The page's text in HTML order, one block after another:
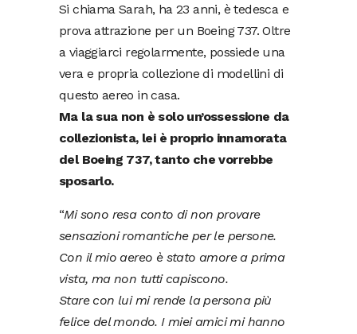
Si chiama Sarah, ha 23 anni, è tedesca e
prova attrazione per un Boeing 737. Oltre
a viaggiarci regolarmente, possiede una
vera e propria collezione di modellini di
questo aereo in casa.
Ma la sua non è solo un’ossessione da
collezionista, lei è proprio innamorata
del Boeing 737, tanto che vorrebbe
sposarlo.
“Mi sono resa conto di non provare
sensazioni romantiche per le persone.
Con il mio aereo è stato amore a prima
vista, ma non tutti capiscono.
Stare con lui mi rende la persona più
felice del mondo. I miei amici mi hanno